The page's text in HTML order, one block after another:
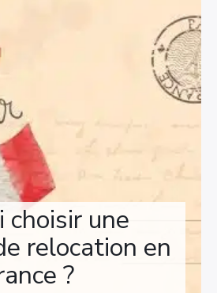
choisir une
relocation en
?